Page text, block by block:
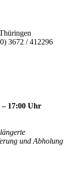
3672 / 412296
– 17:00 Uhr
und Abholung